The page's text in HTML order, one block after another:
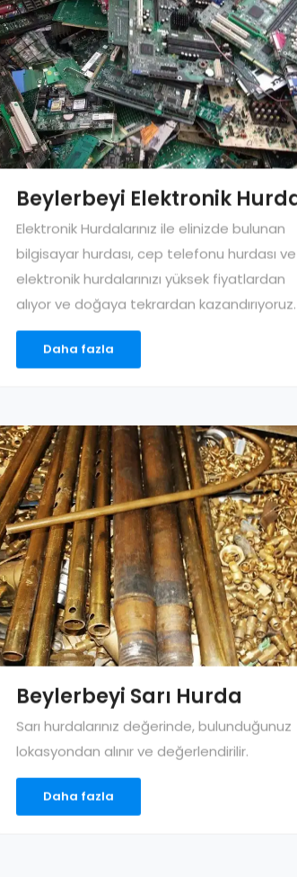
Beylerbeyi Elektronik
Elektronik Hurdalarınız ile elinizde bulunan
bilgisayar hurdası, cep telefonu hurdası ve
elektronik hurdalarınızı yüksek fiyatlardan
alıyor ve doğaya tekrardan kazandırıyoruz.
Daha fazla
Beylerbeyi Sarı Hurda
Sarı hurdalarınız değerinde, bulunduğunuz
lokasyondan alınır ve değerlendirilir.
Daha fazla